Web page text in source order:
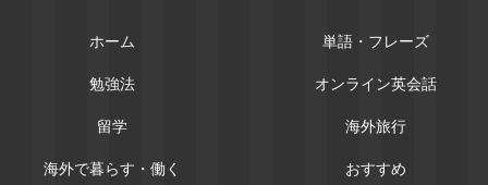
ホーム 単語・フレーズ
勉強法 オンライン英会話
留学 海外旅行
海外で暮らす・働く おすすめ